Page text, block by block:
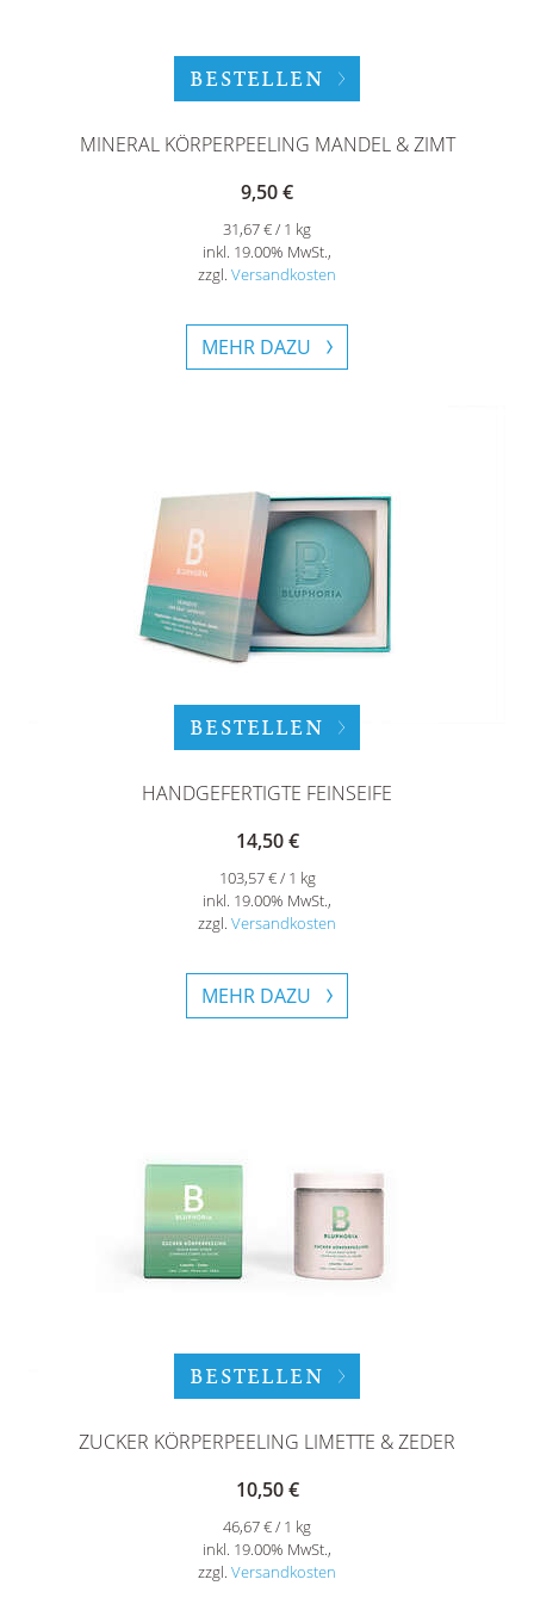
BESTELLEN
MINERAL KÖRPERPEELING MANDEL & ZIMT
9,50 €
31,67 € / 1 kg
inkl. 19.00% MwSt.,
zzgl. Versandkosten
MEHR DAZU
BESTELLEN
HANDGEFERTIGTE FEINSEIFE
14,50 €
103,57 € / 1 kg
inkl. 19.00% MwSt.,
zzgl. Versandkosten
MEHR DAZU
BESTELLEN
ZUCKER KÖRPERPEELING LIMETTE & ZEDER
10,50 €
46,67 € / 1 kg
inkl. 19.00% MwSt.,
zzgl. Versandkosten